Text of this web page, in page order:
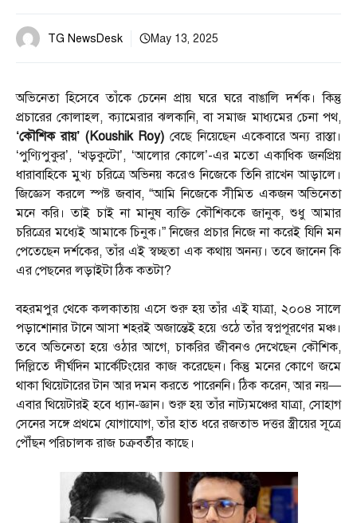
TG NewsDesk May 13, 2025
অভিনেতা হিসেবে তাঁকে চেনেন প্রায় ঘরে ঘরে বাঙালি দর্শক। কিন্তু
প্রচারের কোলাহল, ক্যামেরার ঝলকানি, বা সমাজ মাধ্যমের চেনা পথ,
‘কৌশিক রায়’ (Koushik Roy) বেছে নিয়েছেন একেবারে অন্য রাস্তা।
‘পুণ্যিপুকুর’, ‘খড়কুটো’, ‘আলোর কোলে’-এর মতো একাধিক জনপ্রিয়
ধারাবাহিকে মুখ্য চরিত্রে অভিনয় করেও নিজেকে তিনি রাখেন আড়ালে।
জিজ্ঞেস করলে স্পষ্ট জবাব, “আমি নিজেকে সীমিত একজন অভিনেতা
মনে করি। তাই চাই না মানুষ ব্যক্তি কৌশিককে জানুক, শুধু আমার
চরিত্রের মধ্যেই আমাকে চিনুক।” নিজের প্রচার নিজে না করেই যিনি মন
পেতেছেন দর্শকের, তাঁর এই স্বচ্ছতা এক কথায় অনন্য। তবে জানেন কি
এর পেছনের লড়াইটা ঠিক কতটা?
বহরমপুর থেকে কলকাতায় এসে শুরু হয় তাঁর এই যাত্রা, ২০০৪ সালে
পড়াশোনার টানে আসা শহরই অজান্তেই হয়ে ওঠে তাঁর স্বপ্নপূরণের মঞ্চ।
তবে অভিনেতা হয়ে ওঠার আগে, চাকরির জীবনও দেখেছেন কৌশিক,
দিল্লিতে দীর্ঘদিন মার্কেটিংয়ের কাজ করেছেন। কিন্তু মনের কোণে জমে
থাকা থিয়েটারের টান আর দমন করতে পারেননি। ঠিক করেন, আর নয়—
এবার থিয়েটারই হবে ধ্যান-জ্ঞান। শুরু হয় তাঁর নাট্যমঞ্চের যাত্রা, সোহাগ
সেনের সঙ্গে প্রথমে যোগাযোগ, তাঁর হাত ধরে রজতাভ দত্তর স্ত্রীয়ের সূত্রে
পৌঁছন পরিচালক রাজ চক্রবর্তীর কাছে।